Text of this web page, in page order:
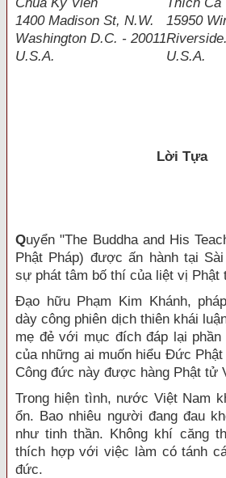
1400 Madison St, N.W.
Washington D.C. - 20011
U.S.A.
15950
U.S.A.
Lời Tựa
Quyển "The Buddha and His
Phật Pháp) được ấn hành tại
sự phát tâm bố thí của liệt vị Phật
Đạo hữu Phạm Kim Khánh,
dày công phiên dịch thiên khái
mẹ đẻ với mục đích đáp lại
của những ai muốn hiểu Đức
Công đức này được hàng Phật tử
Trong hiện tình, nước Việt Nam
ổn. Bao nhiêu người đang đau
như tinh thần. Không khí căng
thích hợp với việc làm có tánh
đức.